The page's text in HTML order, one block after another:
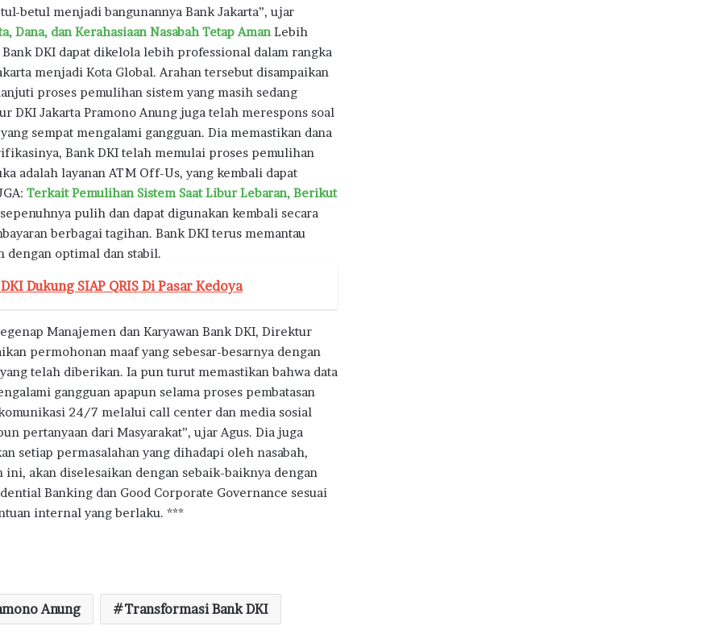
betul menjadi bangunannya Bank Jakarta”, ujar
Dana, dan Kerahasiaan Nasabah Tetap AmanLebih
DKI dapat dikelola lebih professional dalam rangka
menjadi Kota Global. Arahan tersebut disampaikan
proses pemulihan sistem yang masih sedang
DKI Jakarta Pramono Anung juga telah merespons soal
sempat mengalami gangguan. Dia memastikan dana
Bank DKI telah memulai proses pemulihan
adalah layanan ATM Off-Us, yang kembali dapat
Terkait Pemulihan Sistem Saat Libur Lebaran, Berikut
pulih dan dapat digunakan kembali secara
berbagai tagihan. Bank DKI terus memantau
optimal dan stabil.
Dukung SIAP QRIS Di Pasar Kedoya
Manajemen dan Karyawan Bank DKI, Direktur
permohonan maaf yang sebesar-besarnya dengan
telah diberikan. Ia pun turut memastikan bahwa data
gangguan apapun selama proses pembatasan
24/7 melalui call center dan media sosial
pertanyaan dari Masyarakat”, ujar Agus. Dia juga
setiap permasalahan yang dihadapi oleh nasabah,
akan diselesaikan dengan sebaik-baiknya dengan
Banking dan Good Corporate Governance sesuai
internal yang berlaku. ***
Anung Transformasi Bank DKI